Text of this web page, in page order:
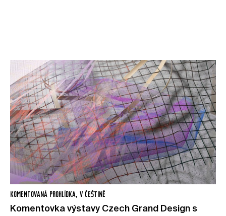
KOMENTOVANÁ PROHLÍDKA, V ČEŠTINĚ
Komentovka výstavy Czech Grand Design s